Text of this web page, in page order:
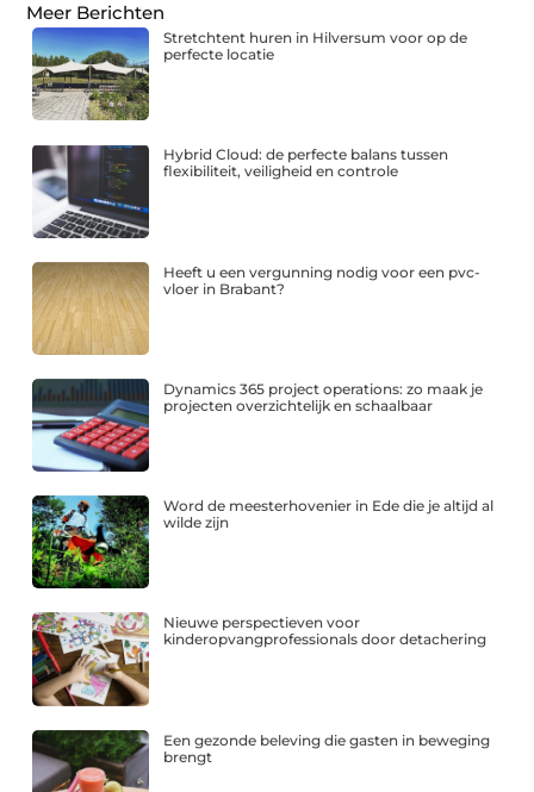
Meer Berichten
Stretchtent huren in Hilversum voor op de
perfecte locatie
Hybrid Cloud: de perfecte balans tussen
flexibiliteit, veiligheid en controle
Heeft u een vergunning nodig voor een pvc-
vloer in Brabant?
Dynamics 365 project operations: zo maak je
projecten overzichtelijk en schaalbaar
Word de meesterhovenier in Ede die je altijd al
wilde zijn
Nieuwe perspectieven voor
kinderopvangprofessionals door detachering
Een gezonde beleving die gasten in beweging
brengt